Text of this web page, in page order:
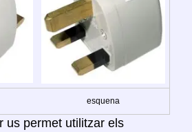
esquena
us permet utilitzar els